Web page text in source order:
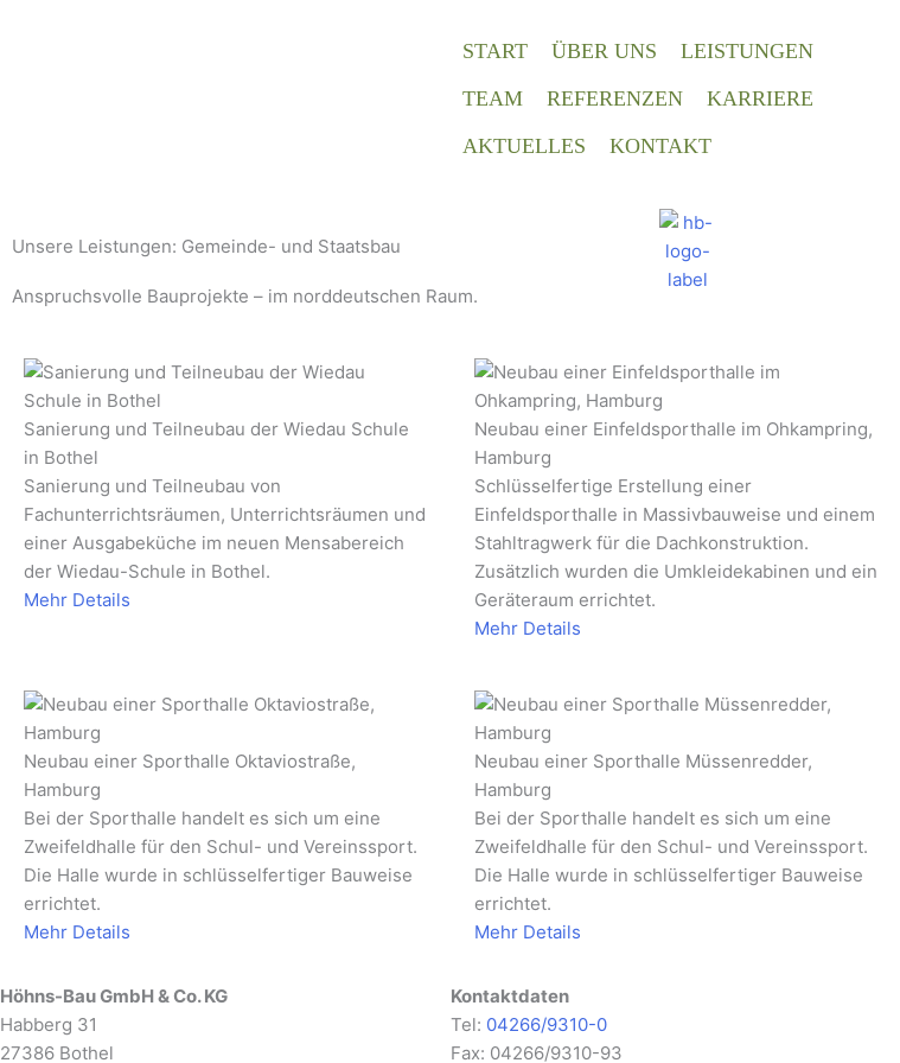
START ÜBER UNS
LEISTUNGEN
TEAM
REFERENZEN
KARRIERE
AKTUELLES
KONTAKT
Unsere Leistungen: Gemeinde- und Staatsbau
Anspruchsvolle Bauprojekte – im norddeutschen Raum.
Sanierung und Teilneubau der Wiedau Schule
in Bothel
Sanierung und Teilneubau von
Fachunterrichtsräumen, Unterrichtsräumen und
einer Ausgabeküche im neuen Mensabereich
der Wiedau-Schule in Bothel.
Mehr Details
Neubau einer Einfeldsporthalle im Ohkampring,
Hamburg
Schlüsselfertige Erstellung einer
Einfeldsporthalle in Massivbauweise und einem
Stahltragwerk für die Dachkonstruktion.
Zusätzlich wurden die Umkleidekabinen und ein
Geräteraum errichtet.
Mehr Details
Neubau einer Sporthalle Oktaviostraße,
Hamburg
Bei der Sporthalle handelt es sich um eine
Zweifeldhalle für den Schul- und Vereinssport.
Die Halle wurde in schlüsselfertiger Bauweise
errichtet.
Mehr Details
Neubau einer Sporthalle Müssenredder,
Hamburg
Bei der Sporthalle handelt es sich um eine
Zweifeldhalle für den Schul- und Vereinssport.
Die Halle wurde in schlüsselfertiger Bauweise
errichtet.
Mehr Details
Höhns-Bau GmbH & Co. KG
Habberg 31
27386 Bothel
Kontaktdaten
Tel: 04266/9310-0
Fax: 04266/9310-93